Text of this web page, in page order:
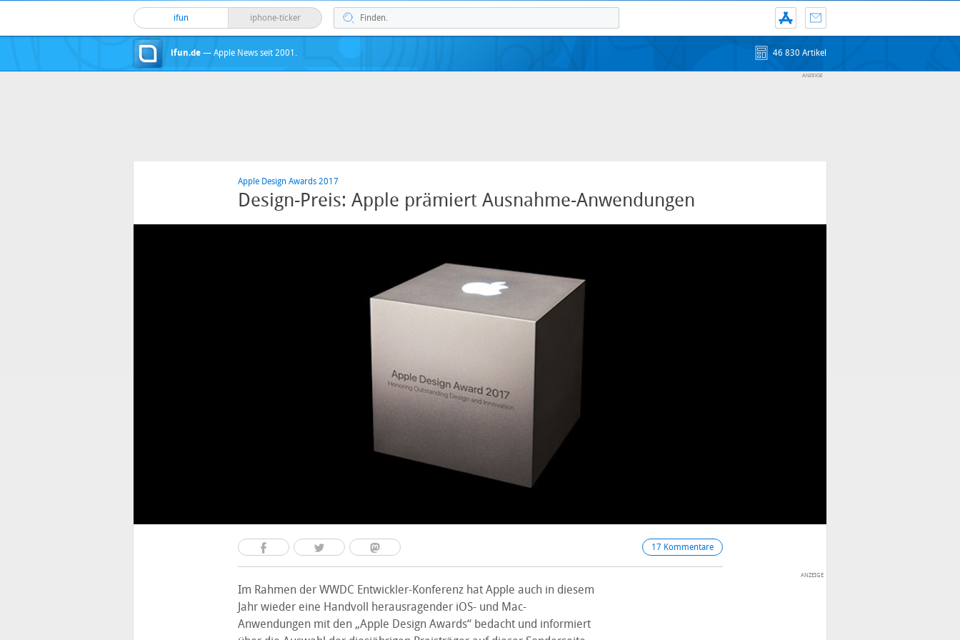
ifun iphone-ticker
ifun.de — Apple News seit 2001. 46 830 Artikel
Apple Design Awards 2017
Design-Preis: Apple prämiert Ausnahme-Anwendungen
17 Kommentare
Im Rahmen der WWDC Entwickler-Konferenz hat Apple auch in diesem
Jahr wieder eine Handvoll herausragender iOS- und Mac-
Anwendungen mit den „Apple Design Awards“ bedacht und informiert